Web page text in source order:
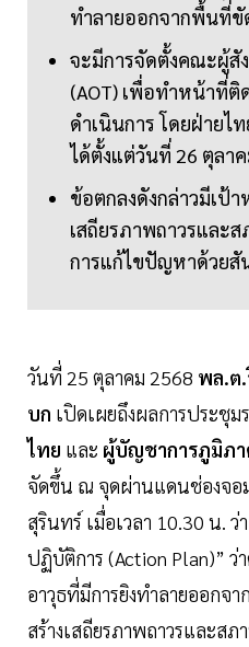
ทำลายออกจากพื้นที่
จะมีการจัดตั้งคณะผู้สั
(AOT) เพื่อทำหน้าที่ติ
ดำเนินการ โดยฝ่าย
ได้ตั้งแต่วันที่ 26 ตุลา
ข้อตกลงดังกล่าวมีเป้า
เสถียรภาพถาวรและ
การแก้ไขปัญหาด้วย
วันที่ 25 ตุลาคม 2568 พล.ต
บก เปิดเผยถึงผลการประชุม
ไทย และ ผู้บัญชาการภูมิภ
จัดขึ้น ณ จุดผ่านแดนช่องจอ
สุรินทร์ เมื่อเวลา 10.30 น.
ปฏิบัติการ (Action Plan)” ว่
อาวุธที่มีการยิงทำลายออกจ
สร้างเสถียรภาพถาวรและส